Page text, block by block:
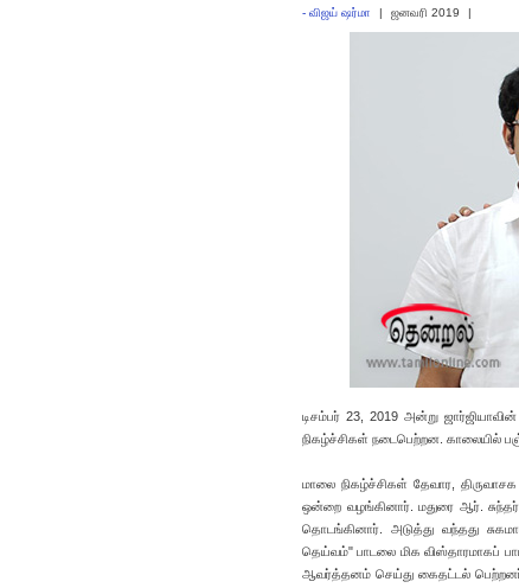
- விஜய் ஷர்மா | ஜனவரி 2019 |
டிசம்பர் 23, 2019 அன்று
நிகழ்ச்சிகள் நடைபெற்றன. காலையில்
மாலை நிகழ்ச்சிகள் தேவார,
ஒன்றை வழங்கினார். மதுரை ஆர்.
தொடங்கினார். அடுத்து வந்தது
தெய்வம்" பாடலை மிக விஸ்தாரமாகப்
ஆவர்த்தனம் செய்து கைதட்டல் பெற்றனர்.